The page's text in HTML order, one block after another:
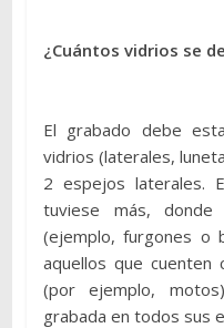
¿Cuántos vidrios se
El grabado debe
vidrios (laterales,
2 espejos laterales.
tuviese más,
(ejemplo, furgones o
aquellos que
(por ejemplo,
grabada en todos sus